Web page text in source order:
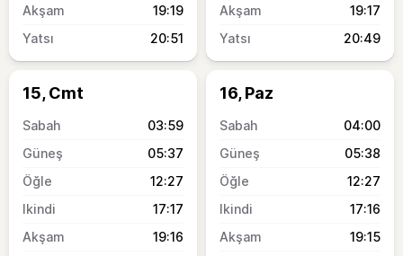
19:19
20:51
19:17
20:49
15, Cmt
03:59
05:37
12:27
17:17
19:16
16, Paz
04:00
05:38
12:27
17:16
19:15